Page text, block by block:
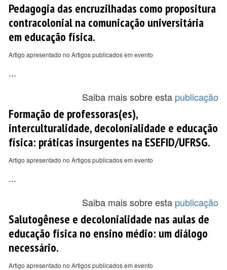
Pedagogia das encruzilhadas como propositura
contracolonial na comunicação universitária
em educação física.
Artigo apresentado no Artigos publicados em evento
...
Saiba mais sobre esta publicação
Formação de professoras(es),
interculturalidade, decolonialidade e educação
física: práticas insurgentes na ESEFID/UFRSG.
Artigo apresentado no Artigos publicados em evento
...
Saiba mais sobre esta publicação
Salutogênese e decolonialidade nas aulas de
educação física no ensino médio: um diálogo
necessário.
Artigo apresentado no Artigos publicados em evento